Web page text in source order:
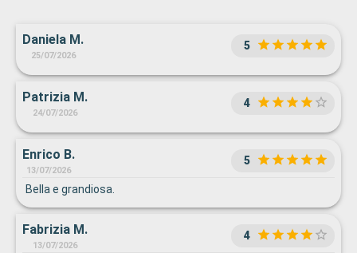
Daniela M.
25/07/2026
5
Patrizia M.
24/07/2026
4
Enrico B.
13/07/2026
5
Bella e grandiosa.
Fabrizia M.
13/07/2026
4